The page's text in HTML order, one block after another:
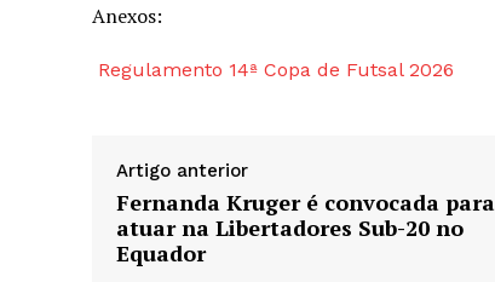
Anexos:
Regulamento 14ª Copa de Futsal 2026
Artigo anterior
Fernanda Kruger é convocada para
atuar na Libertadores Sub-20 no
Equador